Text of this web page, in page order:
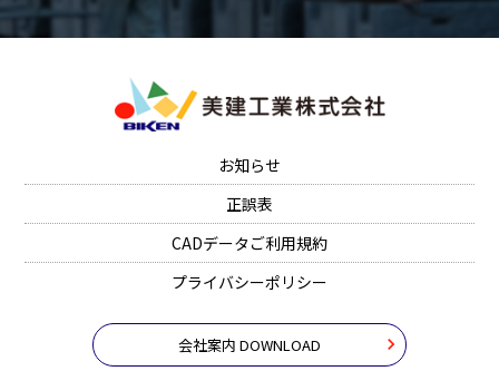
お知らせ
正誤表
CADデータご利用規約
プライバシーポリシー
会社案内 DOWNLOAD